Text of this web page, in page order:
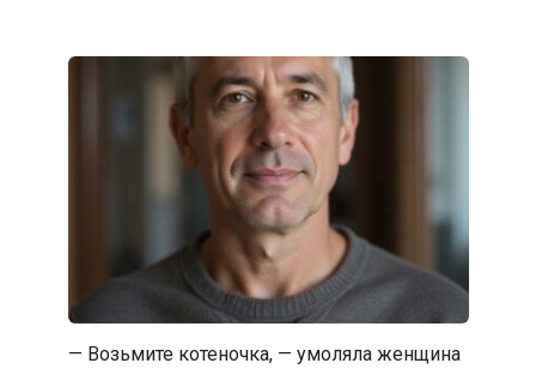
— Возьмите котеночка, — умоляла женщина